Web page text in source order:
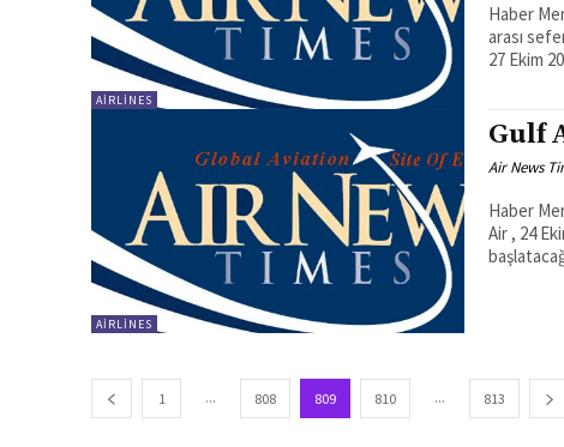
AIRLINES
Haber Merkezi @
arası
27 Ekim
AIRLINES
Gulf
Air News
Haber Merkezi @
Air , 24
1 ... 808 809 810 ... 813